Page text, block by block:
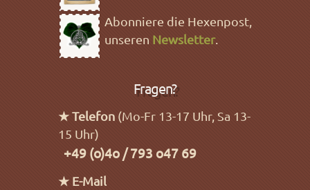
Abonniere die Hexenpost,
unseren Newsletter.
Fragen?
★ Telefon (Mo-Fr 13-17 Uhr, Sa 13-
15 Uhr)
+49 (o)4o / 793 o47 69
★ E-Mail